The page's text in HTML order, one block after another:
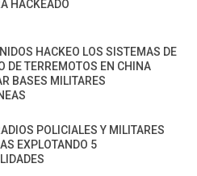
HACKEADO
HACKEO LOS SISTEMAS DE
DE TERREMOTOS EN CHINA
BASES MILITARES
POLICIALES Y MILITARES
EXPLOTANDO 5